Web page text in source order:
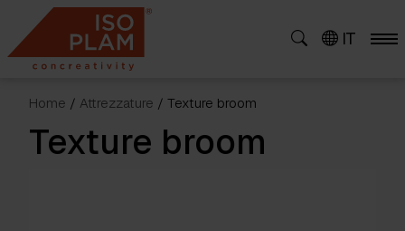
content
IT
Home / Attrezzature / Texture broom
Texture broom